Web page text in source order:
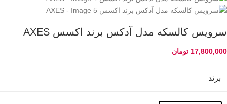
سرویس کالسکه مدل آدکس برند اکسس AXES
17,800,000 تومان
برند